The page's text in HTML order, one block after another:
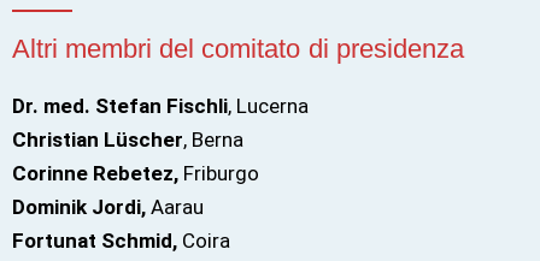
Altri membri del comitato di presidenza
Dr. med. Stefan Fischli, Lucerna
Christian Lüscher, Berna
Corinne Rebetez, Friburgo
Dominik Jordi, Aarau
Fortunat Schmid, Coira